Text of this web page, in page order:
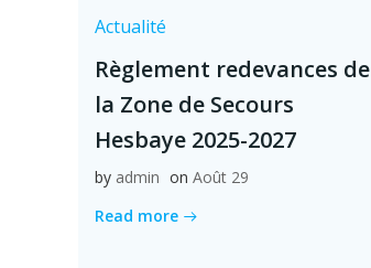
Actualité
Règlement redevances de
la Zone de Secours
Hesbaye 2025-2027
by admin on Août 29
Read more